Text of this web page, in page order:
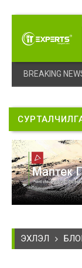
BREAKING Digitalization in mining
ЭХЛЭЛ